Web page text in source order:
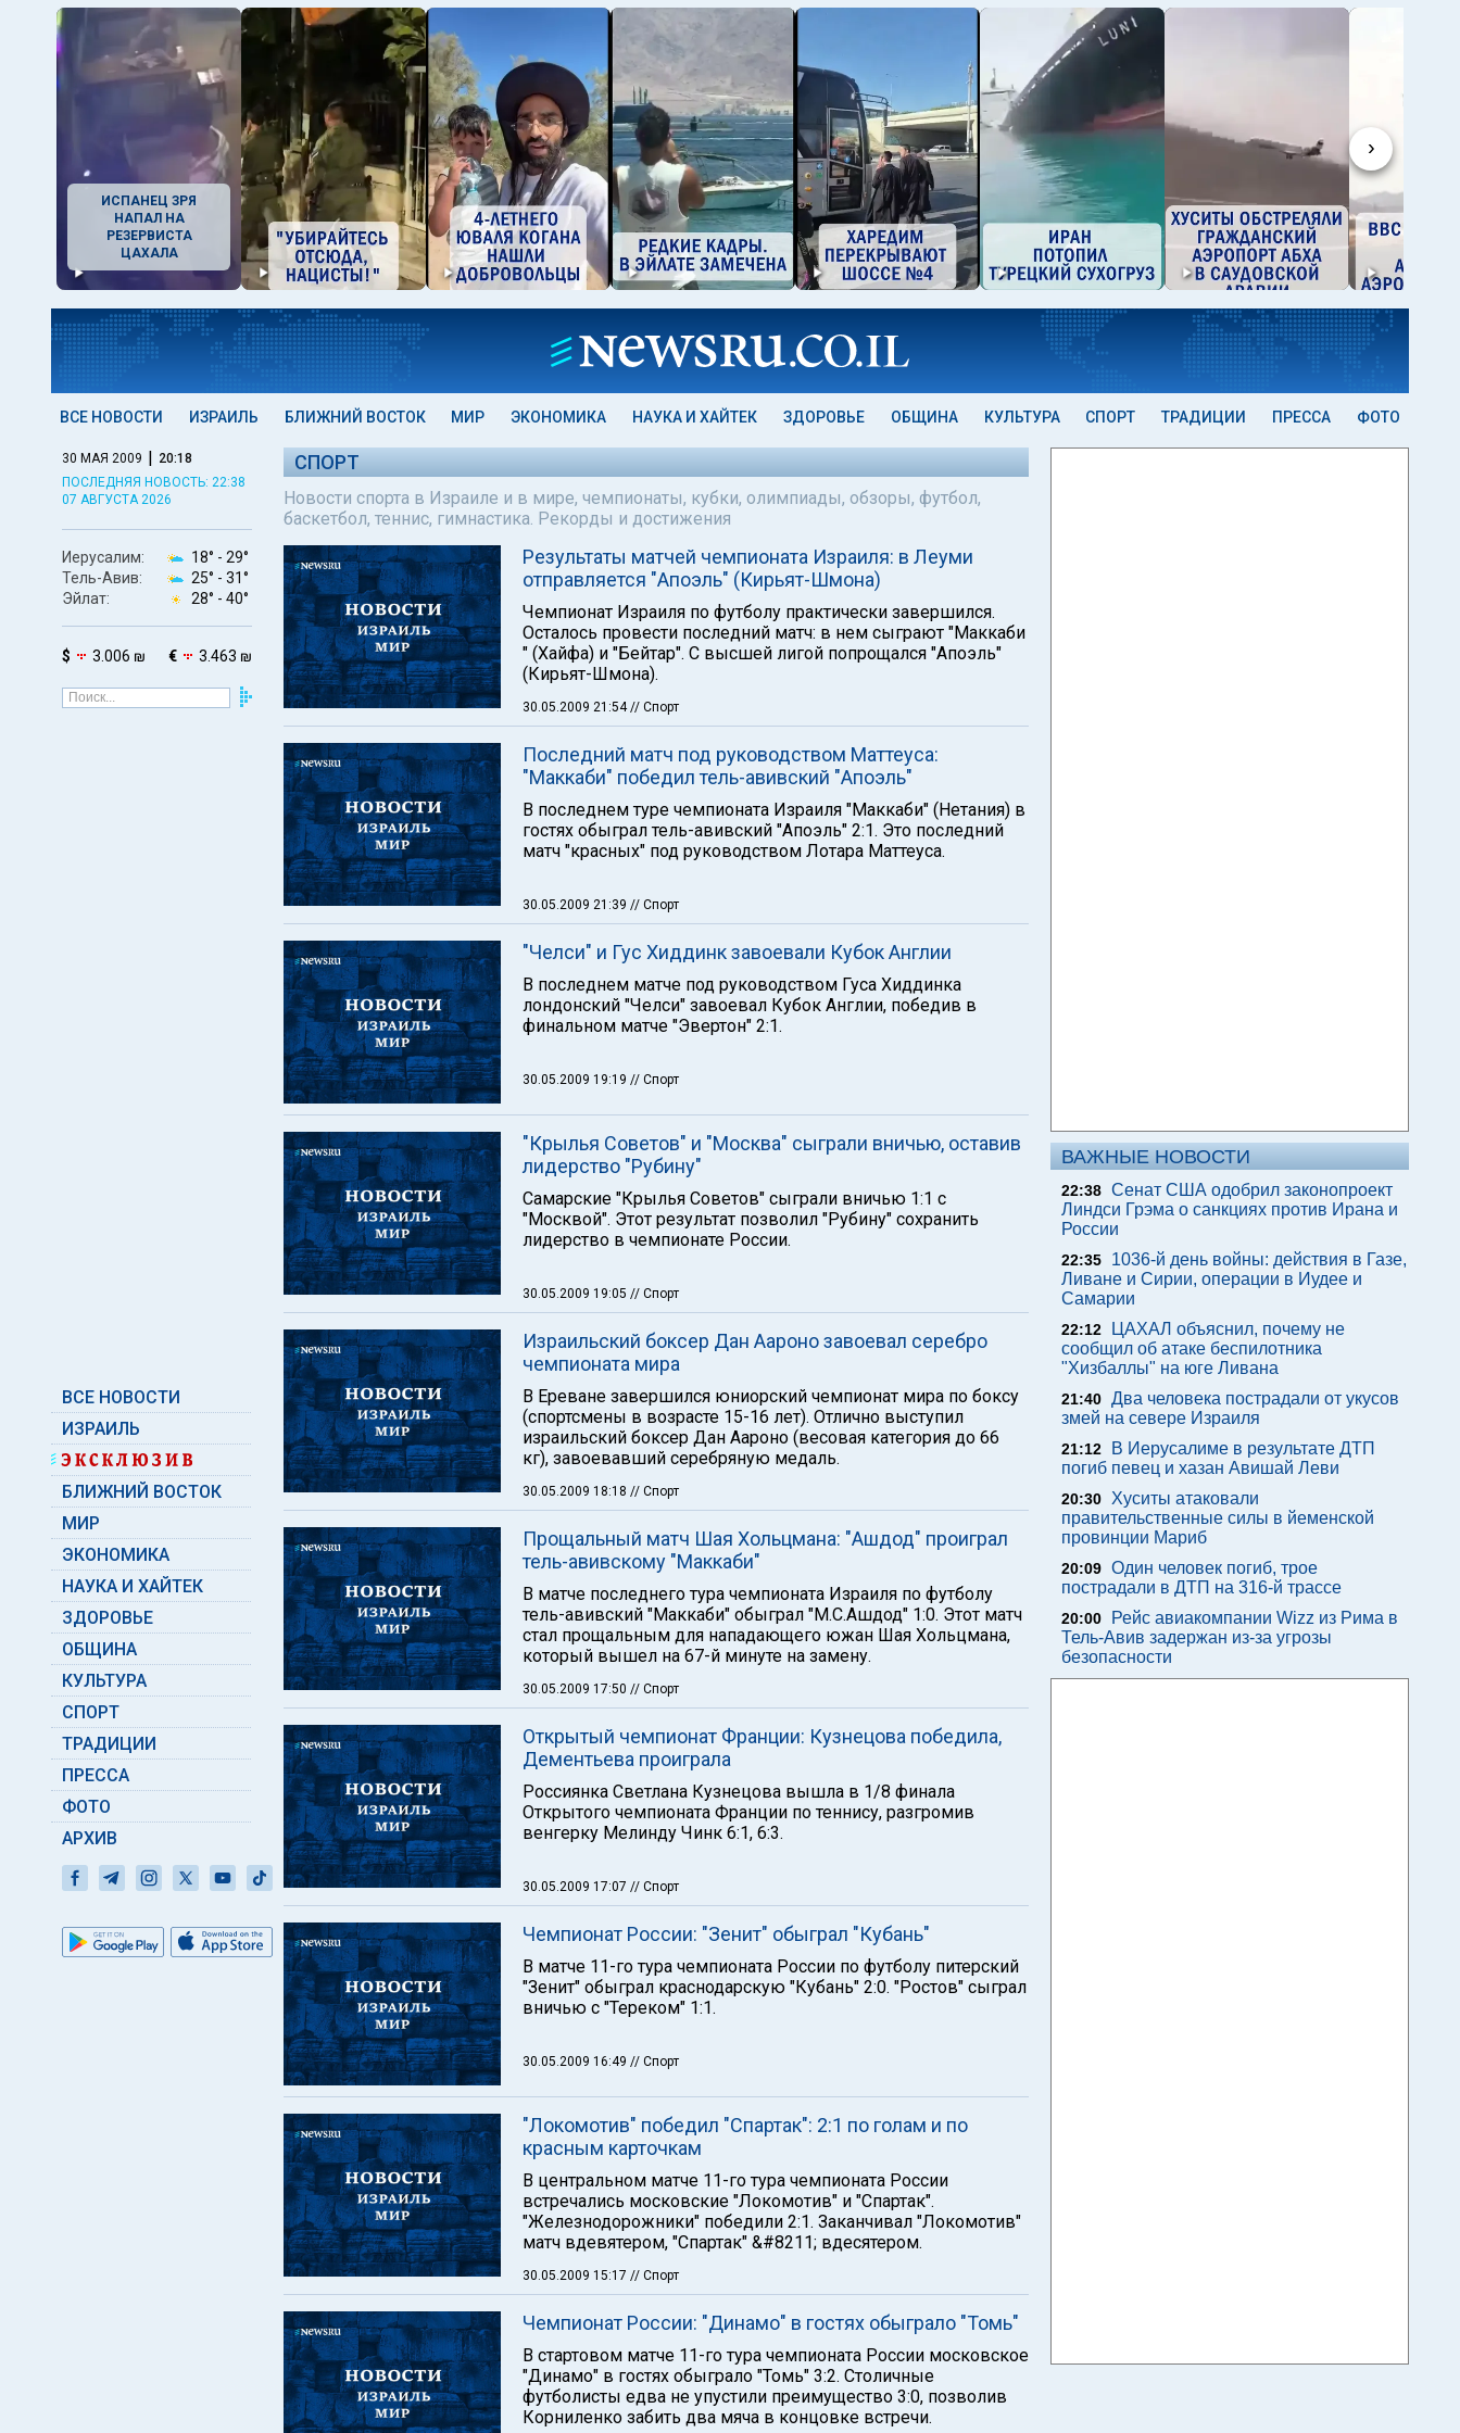
›
ИСПАНЕЦ ЗРЯ
НАПАЛ НА
РЕЗЕРВИСТА
ЦАХАЛА
ВСЕ НОВОСТИ ИЗРАИЛЬ БЛИЖНИЙ ВОСТОК МИР ЭКОНОМИКА НАУКА И ХАЙТЕК ЗДОРОВЬЕ ОБЩИНА КУЛЬТУРА СПОРТ ТРАДИЦИИ ПРЕССА ФОТО
30 МАЯ 2009 | 20:18
ПОСЛЕДНЯЯ НОВОСТЬ: 22:38
07 АВГУСТА 2026
Иерусалим: 18° - 29°
Тель-Авив:
25° - 31°
Эйлат:
28° - 40°
$ 3.006 ₪ € 3.463 ₪
ВСЕ НОВОСТИ
ИЗРАИЛЬ
БЛИЖНИЙ ВОСТОК
МИР
ЭКОНОМИКА
НАУКА И ХАЙТЕК
ЗДОРОВЬЕ
ОБЩИНА
КУЛЬТУРА
СПОРТ
ТРАДИЦИИ
ПРЕССА
ФОТО
АРХИВ
СПОРТ
Новости спорта в Израиле и в мире, чемпионаты, кубки, олимпиады, обзоры, футбол,
баскетбол, теннис, гимнастика. Рекорды и достижения
Результаты матчей чемпионата Израиля: в Леуми
отправляется "Апоэль" (Кирьят-Шмона)
Чемпионат Израиля по футболу практически завершился.
Осталось провести последний матч: в нем сыграют "Маккаби
" (Хайфа) и "Бейтар". С высшей лигой попрощался "Апоэль"
(Кирьят-Шмона).
30.05.2009 21:54// Спорт
Последний матч под руководством Маттеуса:
"Маккаби" победил тель-авивский "Апоэль"
В последнем туре чемпионата Израиля "Маккаби" (Нетания) в
гостях обыграл тель-авивский "Апоэль" 2:1. Это последний
матч "красных" под руководством Лотара Маттеуса.
30.05.2009 21:39 // Спорт
"Челси" и Гус Хиддинк завоевали Кубок Англии
В последнем матче под руководством Гуса Хиддинка
лондонский "Челси" завоевал Кубок Англии, победив в
финальном матче "Эвертон" 2:1.
30.05.2009 19:19 // Спорт
"Крылья Советов" и "Москва" сыграли вничью, оставив
лидерство "Рубину"
Самарские "Крылья Советов" сыграли вничью 1:1 с
"Москвой". Этот результат позволил "Рубину" сохранить
лидерство в чемпионате России.
30.05.2009 19:05 // Спорт
Израильский боксер Дан Аароно завоевал серебро
чемпионата мира
В Ереване завершился юниорский чемпионат мира по боксу
(спортсмены в возрасте 15-16 лет). Отлично выступил
израильский боксер Дан Аароно (весовая категория до 66
кг), завоевавший серебряную медаль.
30.05.2009 18:18 // Спорт
Прощальный матч Шая Хольцмана: "Ашдод" проиграл
тель-авивскому "Маккаби"
В матче последнего тура чемпионата Израиля по футболу
тель-авивский "Маккаби" обыграл "М.С.Ашдод" 1:0. Этот матч
стал прощальным для нападающего южан Шая Хольцмана,
который вышел на 67-й минуте на замену.
30.05.2009 17:50 // Спорт
Открытый чемпионат Франции: Кузнецова победила,
Дементьева проиграла
Россиянка Светлана Кузнецова вышла в 1/8 финала
Открытого чемпионата Франции по теннису, разгромив
венгерку Мелинду Чинк 6:1, 6:3.
30.05.2009 17:07 // Спорт
Чемпионат России: "Зенит" обыграл "Кубань"
В матче 11-го тура чемпионата России по футболу питерский
"Зенит" обыграл краснодарскую "Кубань" 2:0. "Ростов" сыграл
вничью с "Тереком" 1:1.
30.05.2009 16:49 // Спорт
"Локомотив" победил "Спартак": 2:1 по голам и по
красным карточкам
В центральном матче 11-го тура чемпионата России
встречались московские "Локомотив" и "Спартак".
"Железнодорожники" победили 2:1. Заканчивал "Локомотив"
матч вдевятером, "Спартак" &#8211; вдесятером.
30.05.2009 15:17 // Спорт
Чемпионат России: "Динамо" в гостях обыграло "Томь"
В стартовом матче 11-го тура чемпионата России московское
"Динамо" в гостях обыграло "Томь" 3:2. Столичные
футболисты едва не упустили преимущество 3:0, позволив
Корниленко забить два мяча в концовке встречи.
ВАЖНЫЕ НОВОСТИ
22:38 Сенат США одобрил законопроект
Линдси Грэма о санкциях против Ирана и
России
22:35
1036-й день войны: действия в Газе,
Ливане и Сирии, операции в Иудее и
Самарии
22:12
ЦАХАЛ объяснил, почему не
сообщил об атаке беспилотника
"Хизбаллы" на юге Ливана
21:40 Два человека пострадали от укусов
змей на севере Израиля
21:12
В Иерусалиме в результате ДТП
погиб певец и хазан Авишай Леви
20:30
Хуситы атаковали
правительственные силы в йеменской
провинции Мариб
20:09 Один человек погиб, трое
пострадали в ДТП на 316-й трассе
20:00
Рейс авиакомпании Wizz из Рима в
Тель-Авив задержан из-за угрозы
безопасности